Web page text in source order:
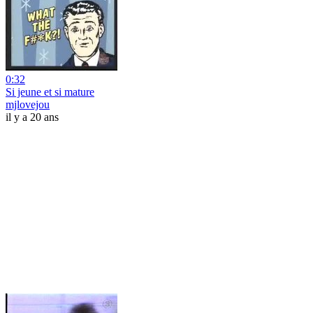
0:32
Si jeune et si mature
mjlovejou
il y a 20 ans